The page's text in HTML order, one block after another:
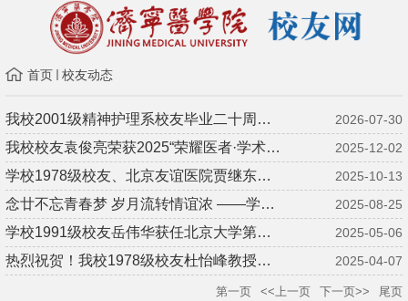
首页 校友动态
我校2001级精神护理系校友毕业二十周年重返校园 2026-07-30
我校校友袁俊亮荣获2025“荣耀医者·学术创新奖” 2025-12-02
学校1978级校友、北京友谊医院贾继东教授入选斯坦福2025全球前2%... 2025-10-13
念廿不忘青春梦 岁月流转情谊浓 ——学校2000级临床医学专业校友毕... 2025-08-25
学校1991级校友岳伟华获任北京大学第六医院（精神卫生研究所）院... 2025-05-06
热烈祝贺！我校1978级校友杜怡峰教授荣获“白求恩”奖章 2025-04-07
第一页 <<上一页 下一页>> 尾页